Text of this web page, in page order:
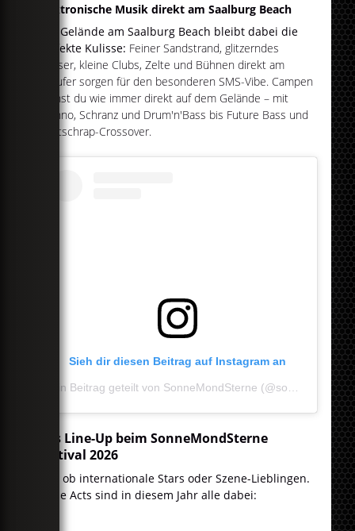
Elektronische Musik direkt am Saalburg Beach
Das Gelände am Saalburg Beach bleibt dabei die
perfekte Kulisse: Feiner Sandstrand, glitzerndes
Wasser, kleine Clubs, Zelte und Bühnen direkt am
Seeufer sorgen für den besonderen SMS-Vibe. Campen
kannst du wie immer direkt auf dem Gelände – mit
Techno, Schranz und Drum'n'Bass bis Future Bass und
Deutschrap-Crossover.
Sieh dir diesen Beitrag auf Instagram an
Das Line-Up beim SonneMondSterne
Festival 2026
Egal ob internationale Stars oder Szene-Lieblingen.
Diese Acts sind in diesem Jahr alle dabei: